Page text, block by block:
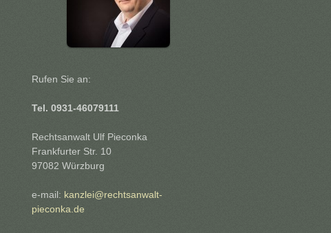
Rufen Sie an:
Tel. 0931-46079111
Rechtsanwalt Ulf Pieconka
Frankfurter Str. 10
97082 Würzburg
e-mail: kanzlei@rechtsanwalt-
pieconka.de